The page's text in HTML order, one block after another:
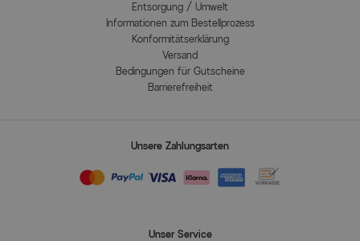
Entsorgung / Umwelt
Informationen zum Bestellprozess
Konformitätserklärung
Versand
Bedingungen für Gutscheine
Barrierefreiheit
Unsere Zahlungsarten
Unser Service